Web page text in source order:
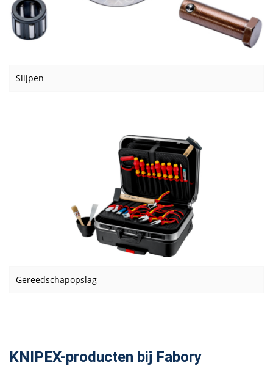
Slijpen
Gereedschapopslag
KNIPEX-producten bij Fabory